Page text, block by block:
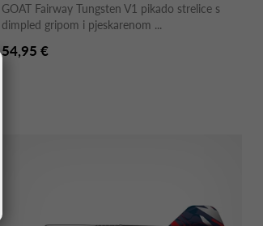
GOAT Fairway Tungsten V1 pikado strelice s
dimpled gripom i pjeskarenom ...
54,95 €